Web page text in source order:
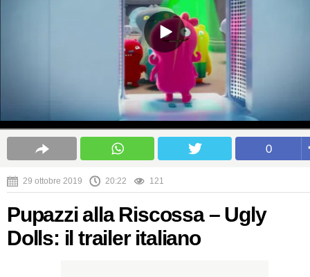
0
29 ottobre 2019 20:22 121
Pupazzi alla Riscossa – Ugly
Dolls: il trailer italiano